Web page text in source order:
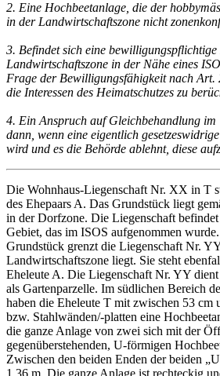
2. Eine Hochbeetanlage, die der
in der Landwirtschaftszone nicht
3. Befindet sich eine
Landwirtschaftszone in der Nähe eines
Frage der Bewilligungsfähigkeit nach Art.
die Interessen des Heimatschutzes zu
4. Ein Anspruch auf Gleichbehandlung im
dann, wenn eine eigentlich
wird und es die Behörde ablehnt, diese
Die Wohnhaus-Liegenschaft Nr. XX in T
des Ehepaars A. Das Grundstück liegt
in der Dorfzone. Die Liegenschaft
Gebiet, das im ISOS aufgenommen
Grundstück grenzt die Liegenschaft Nr.
Landwirtschaftszone liegt. Sie steht
Eheleute A. Die Liegenschaft Nr. YY
als Gartenparzelle. Im südlichen Bereich
haben die Eheleute T mit zwischen 53 cm
bzw. Stahlwänden/-platten eine
die ganze Anlage von zwei sich mit der
gegenüberstehenden, U-förmigen
Zwischen den beiden Enden der beiden